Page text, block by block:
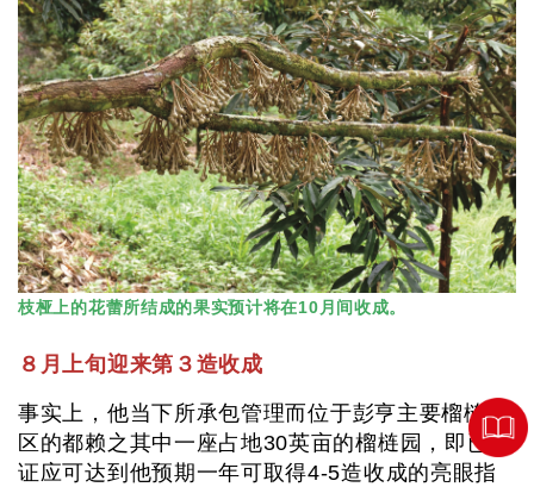
枝桠上的花蕾所结成的果实预计将在10月间收成。
８月上旬迎来第３造收成
事实上，他当下所承包管理而位于彭亨主要榴梿产
区的都赖之其中一座占地30英亩的榴梿园，即已见
证应可达到他预期一年可取得4-5造收成的亮眼指